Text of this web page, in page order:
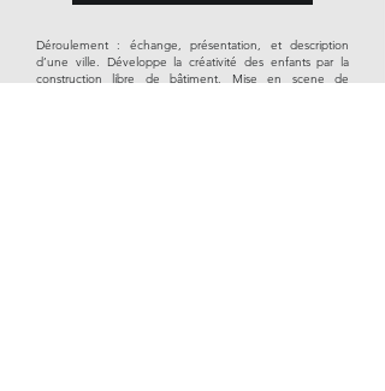
Déroulement : échange, présentation, et description
d’une ville. Développe la créativité des enfants par la
construction libre de bâtiment. Mise en scene de